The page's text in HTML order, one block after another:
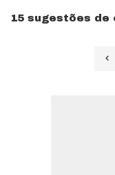
15 sugestões